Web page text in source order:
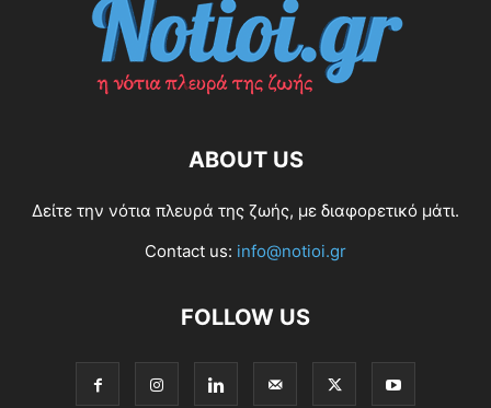
ABOUT US
Δείτε την νότια πλευρά της ζωής, με διαφορετικό μάτι.
Contact us: info@notioi.gr
FOLLOW US